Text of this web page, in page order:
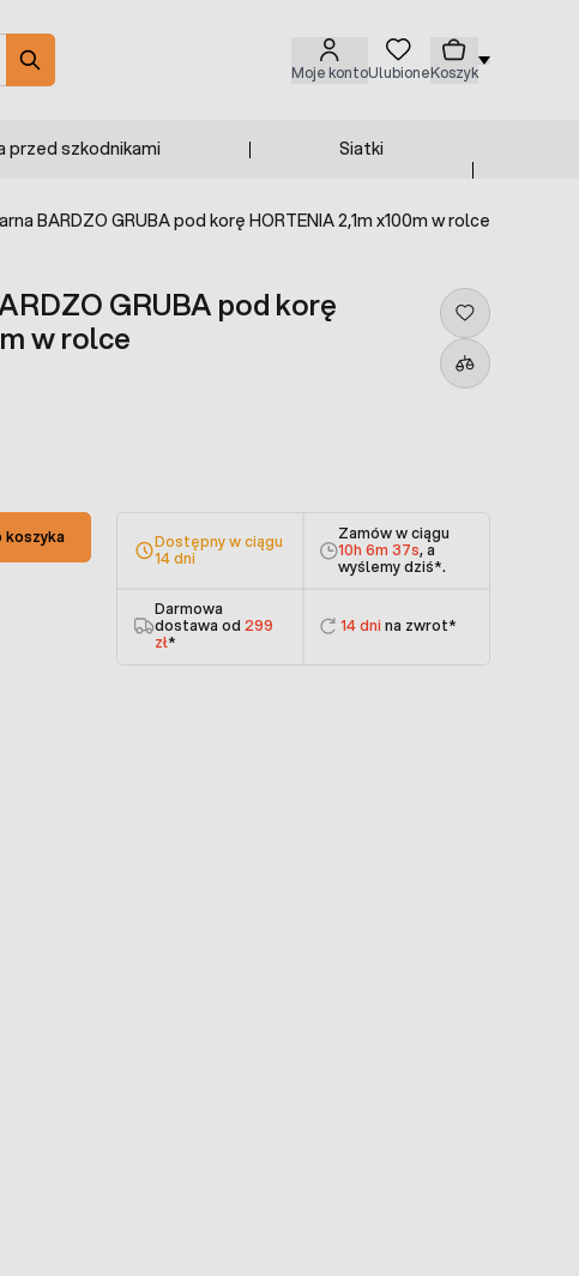
Moje kontoUlubioneKoszyk
przed szkodnikami Siatki
BARDZO GRUBA pod korę HORTENIA 2,1m x100m w rolce
GRUBA pod korę
w rolce
koszyka
Dostępny w ciągu
14 dni
Zamów w ciągu
10h 6m 37s, a
wyślemy dziś*.
Darmowa
dostawa od 299
zł*
14 dni na zwrot*